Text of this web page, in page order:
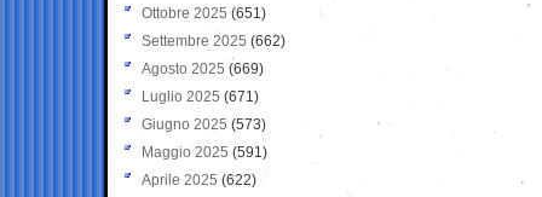
Ottobre 2025 (651)
Settembre 2025 (662)
Agosto 2025 (669)
Luglio 2025 (671)
Giugno 2025 (573)
Maggio 2025 (591)
Aprile 2025 (622)